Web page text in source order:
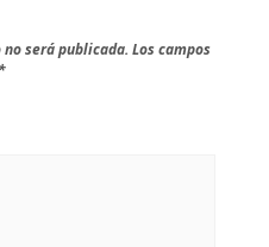
será publicada. Los campos
*